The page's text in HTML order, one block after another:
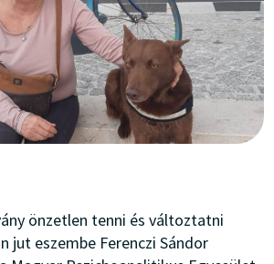
önzetlen tenni és változtatni
jut eszembe Ferenczi Sándor